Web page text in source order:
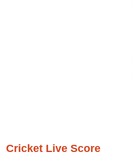
Cricket Live Score